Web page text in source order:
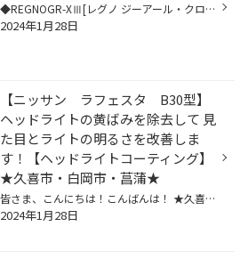
◆REGNOGR-XⅢ[レグノ ジーアール・クロススリー]◆ 2024年2月よりサイズごとに順次発売予定です！ 【GR-XⅢは新ゴム“GR-tech Silentゴム”の搭載により 振動を吸収しロードノイズを更に低減！ 新品比較での騒音逓減率は先代GR-XⅡに対してGR-XIIIは 荒れたアスファルトでに気になりやすいロードノイズ(低...
2024年1月28日
【ニッサン ラフェスタ B30型】
ヘッドライトの黄ばみを除去して 見
た目とライトの明るさを改善しま
す！【ヘッドライトコーティング】
★久喜市・白岡市・菖蒲★
皆さま、こんにちは！こんばんは！ ★久喜警察と久喜インターの間にあるタイヤ館久喜です★ いつも当店WEBをご覧いただきありがとうございます！ ーーーーーーーーーーーーーーーーーーーーーーーーーーーーーーーーーーーーーーーーーー お客様のお車【 ニッサン：ラフェスタ 】にて ヘッドライトコ...
2024年1月28日